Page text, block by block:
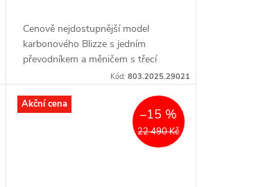
Cenově nejdostupnější model
karbonového Blizze s jedním
převodníkem a měničem s třecí
spojkou pro stabilitu řetězu na
Kód: 803.2025.29021
Akční cena
22 490 Kč
–15 %